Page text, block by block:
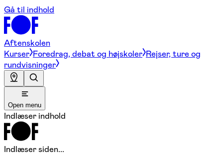
Gå til indhold
Aftenskolen
Kurser Foredrag, debat og højskoler Rejser, ture og
rundvisninger
Open menu
Indlæser indhold
Indlæser siden...